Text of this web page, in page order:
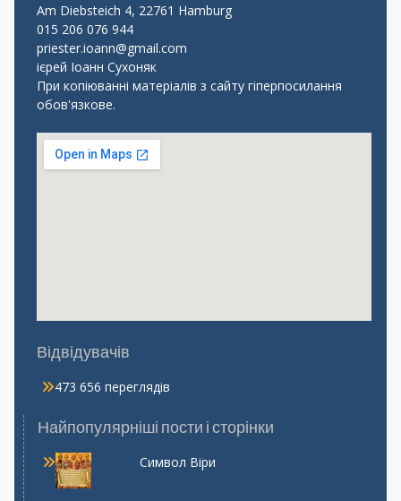
Am Diebsteich 4, 22761 Hamburg
015 206 076 944
priester.ioann@gmail.com
ієрей Іоанн Сухоняк
При копіюванні матеріалів з сайту гіперпосилання
обов'язкове.
Відвідувачів
473 656 переглядів
Найпопулярніші пости і сторінки
Символ Віри